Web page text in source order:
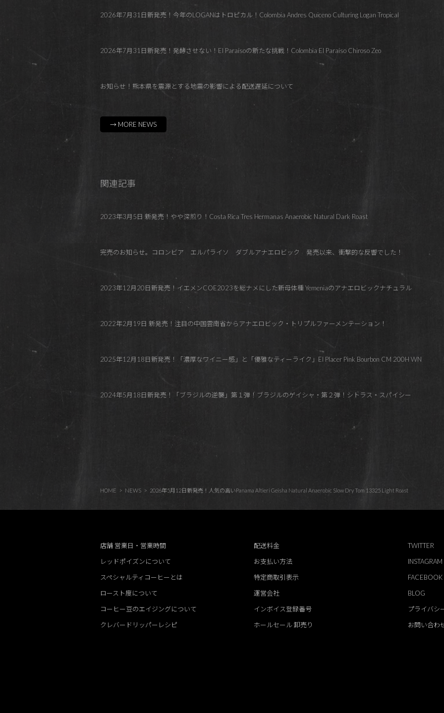
2026年7月31日新発売！今年のLOGANはトロピカル！Colombia Andres Quiceno Culturing Logan Tropical
2026年7月31日新発売！発酵させない！El Paraísoの新たな挑戦！Colombia El Paraíso Chiroso Zeo
お知らせ！熊本県を震源とする地震の影響による配送遅延について
→ MORE NEWS
関連記事
2023年3月5日 新発売！やや深煎り！Costa Rica Tres Hermanas Anaerobic Natural Dark Roast
完売のお知らせ。コロンビア エルパライソ ダブルアナエロビック 発売以来、衝撃的な反響でした！
2023年12月20日新発売！イエメンCOE2023を総ナメにした新母体種 Yemeniaのアナエロビックナチュラル
2022年2月19日 新発売！注目の中国雲南省からアナエロビック・トリプルファーメンテーション！
2025年12月18日新発売！「濃厚なワイニー感」と「優雅なティーライク」El Placer Pink Bourbon CM 200H WN
2024年5月18日新発売！「ブラジルの逆襲」第１弾！ブラジルのゲイシャ・第２弾！シトラス・スパイシー
HOME NEWS 2026年5月12日新発売！人気の高いPanama Altieri Geisha Natural Anaerobic Slow Dry Tom 13325 Light Roast
店舗 営業日・営業時間
レッドポイズンについて
スペシャルティコーヒーとは
ロースト度について
コーヒー豆のエイジングについて
クレバードリッパーレシピ
配送料金
お支払い方法
特定商取引表示
運営会社
インボイス登録番号
ホールセール 卸売り
TWITTER
INSTAGRAM
FACEBOOK
BLOG
プライバシ
お問い合わ